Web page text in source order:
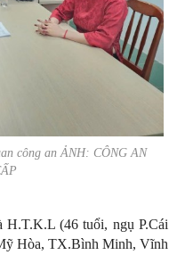
công an ẢNH: CÔNG AN
H.T.K.L (46 tuổi, ngụ P.Cái
Hòa, TX.Bình Minh, Vĩnh